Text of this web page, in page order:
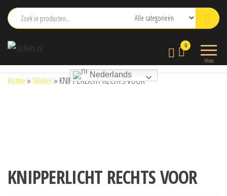
naar
inhoud
Menu
0
Nederlands
Home »Winkel » KNIPPERLICHT RECHTS VOOR
KNIPPERLICHT RECHTS VOOR